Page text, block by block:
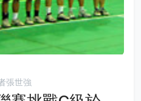
張世強